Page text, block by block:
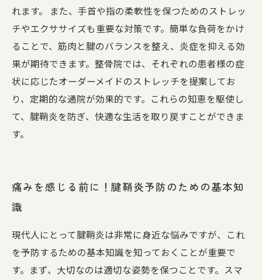
れます。 また、手首や指の柔軟性を保つためのストレッ
チやエクササイズも重要な対策です。簡単な負荷をかけ
ることで、筋肉と腱のバランスを整え、炎症を抑える効
果が期待できます。整骨院では、それぞれの患者様の症
状に応じたオーダーメイドのストレッチを提案してお
り、定期的な通院が効果的です。これらの知恵を駆使し
て、腱鞘炎を防ぎ、快適な生活を取り戻すことができま
す。
痛みを感じる前に！腱鞘炎予防のための基本知
識
現代人にとって腱鞘炎は非常に身近な悩みですが、これ
を予防するための基本知識を知っておくことが重要で
す。まず、大切なのは適切な姿勢を保つことです。スマ